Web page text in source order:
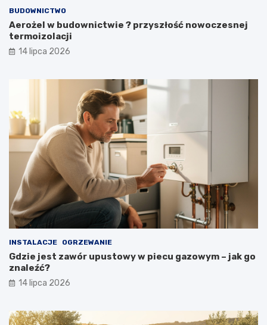
BUDOWNICTWO
Aerożel w budownictwie ? przyszłość nowoczesnej
termoizolacji
14 lipca 2026
INSTALACJE OGRZEWANIE
Gdzie jest zawór upustowy w piecu gazowym – jak go
znaleźć?
14 lipca 2026